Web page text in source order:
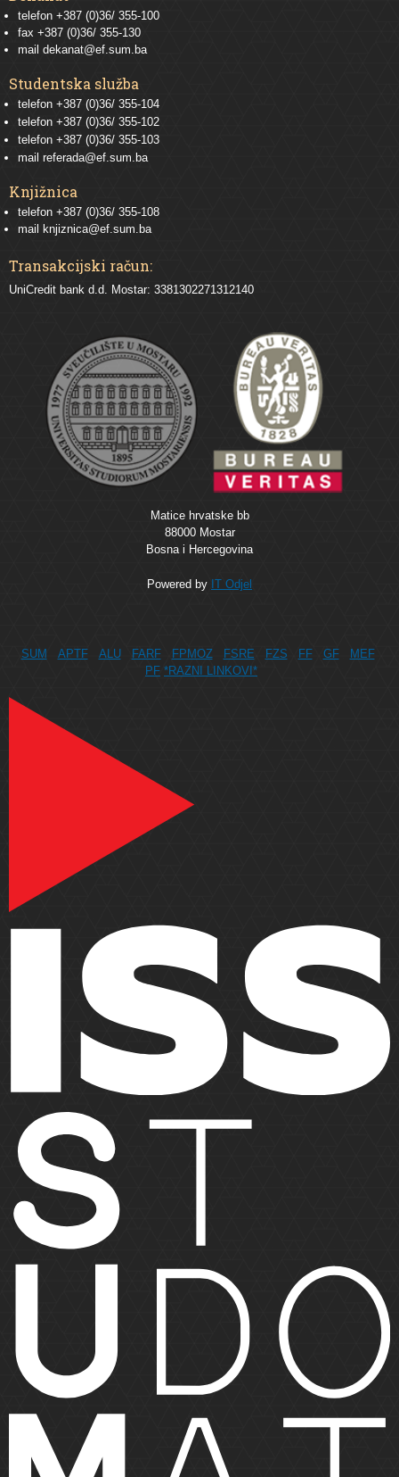
telefon +387 (0)36/ 355-100
fax +387 (0)36/ 355-130
mail dekanat@ef.sum.ba
Studentska služba
telefon +387 (0)36/ 355-104
telefon +387 (0)36/ 355-102
telefon +387 (0)36/ 355-103
mail referada@ef.sum.ba
Knjižnica
telefon +387 (0)36/ 355-108
mail
knjiznica@ef.sum.ba
Transakcijski račun:
UniCredit bank d.d. Mostar: 3381302271312140
Matice hrvatske bb
88000 Mostar
Bosna i Hercegovina
Powered by IT Odjel
SUM APTF ALU FARF FPMOZ FSRE FZS FF GF
MEF
PF *RAZNI LINKOVI*